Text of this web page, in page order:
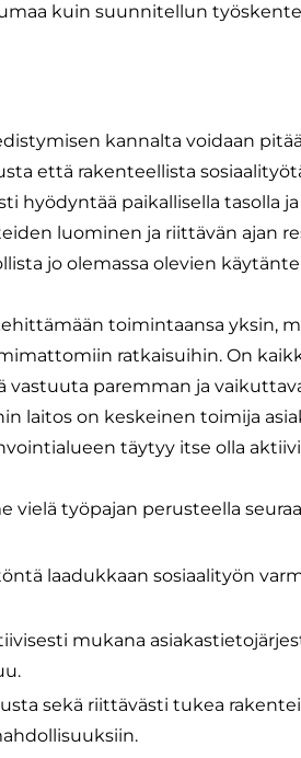
kuin suunnitellun
kannalta voidaan
että rakenteellista
hyödyntää paikallisella tasolla
luominen ja riittävän ajan
jo olemassa olevien
toimintaansa yksin,
ratkaisuihin. On
vastuuta paremman ja
laitos on keskeinen toimija
täytyy itse olla
työpajan perusteella
laadukkaan sosiaalityön
mukana
sekä riittävästi tukea